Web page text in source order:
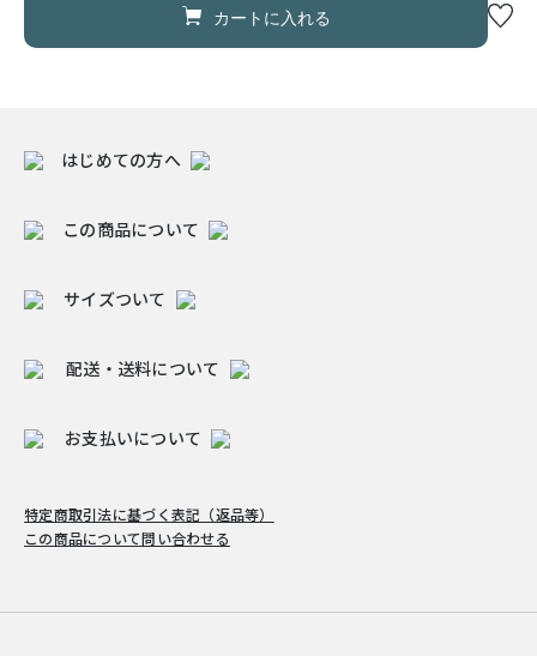
カートに入れる
はじめての方へ
この商品について
サイズついて
配送・送料について
お支払いについて
特定商取引法に基づく表記（返品等）
この商品について問い合わせる